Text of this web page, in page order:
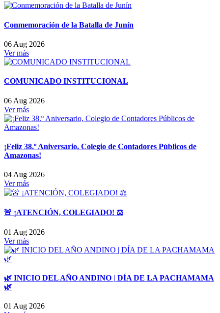
Conmemoración de la Batalla de Junín
06 Aug 2026
Ver más
COMUNICADO INSTITUCIONAL
06 Aug 2026
Ver más
¡Feliz 38.º Aniversario, Colegio de Contadores Públicos de
Amazonas!
04 Aug 2026
Ver más
🚨 ¡ATENCIÓN, COLEGIADO! ⚖️
01 Aug 2026
Ver más
🌿 INICIO DEL AÑO ANDINO | DÍA DE LA PACHAMAMA
🌿
01 Aug 2026